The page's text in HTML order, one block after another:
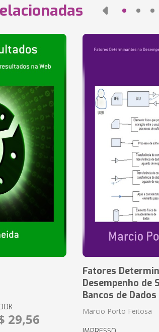
29,56
Fatores
Desempenho de
Bancos de Dados
Marcio Porto Feitosa